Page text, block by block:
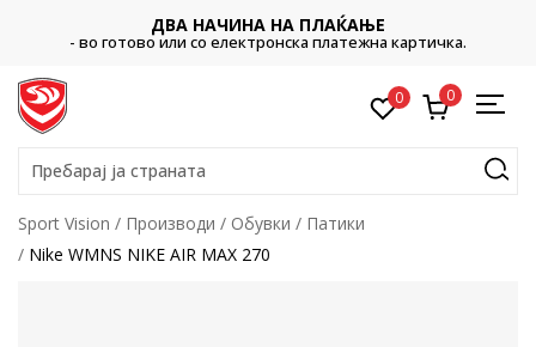
ДВА НАЧИНА НА ПЛАЌАЊЕ
- во готово или со електронска платежна картичка.
0 0
Пребарај ја страната
Sport Vision Производи Обувки
Патики
Nike WMNS NIKE AIR MAX 270